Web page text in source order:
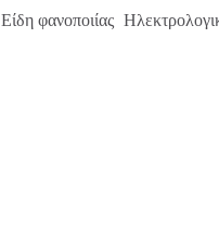
Είδη φανοποιίας